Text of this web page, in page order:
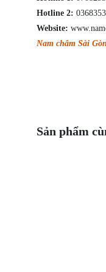
Hotline 2:
Website:
Nam châm Sài
Sản phẩm